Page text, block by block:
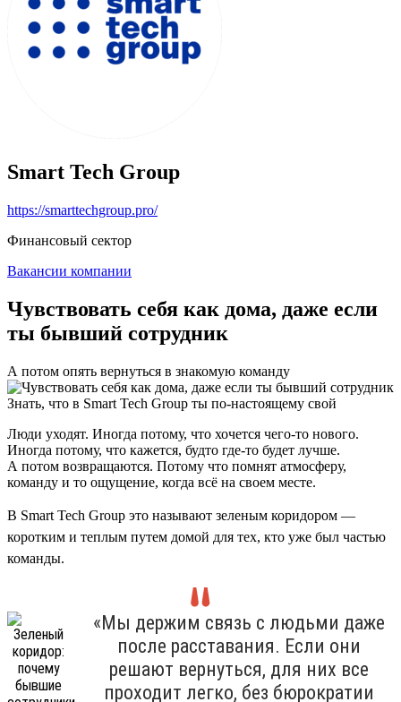
Smart Tech Group
https://smarttechgroup.pro/
Финансовый сектор
Вакансии компании
Чувствовать себя как дома, даже если
ты бывший сотрудник
А потом опять вернуться в знакомую команду
Знать, что в Smart Tech Group ты по-настоящему свой
Люди уходят. Иногда потому, что хочется чего-то нового.
Иногда потому, что кажется, будто где-то будет лучше.
А потом возвращаются. Потому что помнят атмосферу,
команду и то ощущение, когда всё на своем месте.
В Smart Tech Group это называют зеленым коридором —
коротким и теплым путем домой для тех, кто уже был частью
команды.
«Мы держим связь с людьми даже
после расставания. Если они
решают вернуться, для них все
проходит легко, без бюрократии